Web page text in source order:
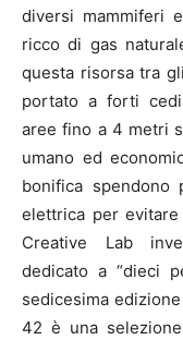
diversi mammiferi
ricco di gas
questa risorsa tra
portato a forti
aree fino a 4 metri
umano ed
bonifica
elettrica per
Creative Lab
dedicato a “dieci
sedicesima
42 è una